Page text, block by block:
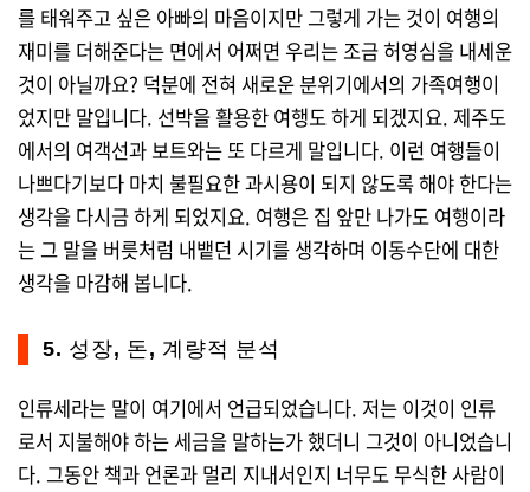
를 태워주고 싶은 아빠의 마음이지만 그렇게 가는 것이 여행의
재미를 더해준다는 면에서 어쩌면 우리는 조금 허영심을 내세운
것이 아닐까요? 덕분에 전혀 새로운 분위기에서의 가족여행이
었지만 말입니다. 선박을 활용한 여행도 하게 되겠지요. 제주도
에서의 여객선과 보트와는 또 다르게 말입니다. 이런 여행들이
나쁘다기보다 마치 불필요한 과시용이 되지 않도록 해야 한다는
생각을 다시금 하게 되었지요. 여행은 집 앞만 나가도 여행이라
는 그 말을 버릇처럼 내뱉던 시기를 생각하며 이동수단에 대한
생각을 마감해 봅니다.
5. 성장, 돈, 계량적 분석
인류세라는 말이 여기에서 언급되었습니다. 저는 이것이 인류
로서 지불해야 하는 세금을 말하는가 했더니 그것이 아니었습니
다. 그동안 책과 언론과 멀리 지내서인지 너무도 무식한 사람이